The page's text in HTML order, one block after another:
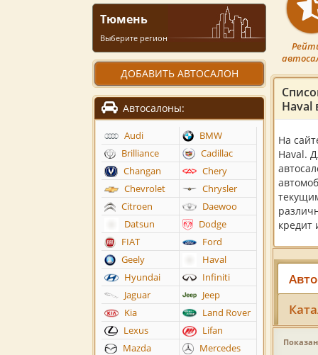
На
Haval.
кредит
Тюмень
Выберите регион
ДОБАВИТЬ АВТОСАЛОН
Автосалоны:
Audi
BMW
Brilliance
Cadillac
Changan
Chery
Chevrolet
Chrysler
Citroen
Daewoo
Datsun
Dodge
FIAT
Ford
Geely
Haval
Hyundai
Infiniti
Jaguar
Jeep
Kia
Land Rover
Lexus
Lifan
Mazda
Mercedes